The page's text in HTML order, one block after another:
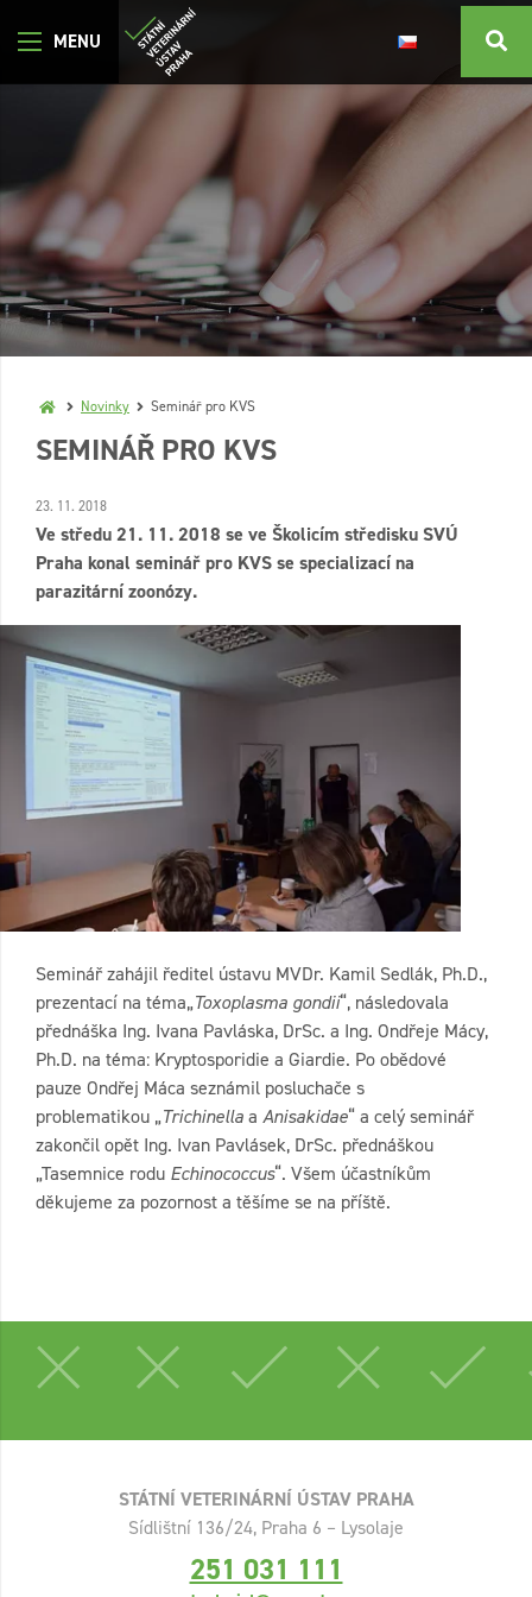
Novinky Seminář pro KVS
SEMINÁŘ PRO KVS
23. 11. 2018
Ve středu 21. 11. 2018 se ve Školicím středisku SVÚ
Praha konal seminář pro KVS se specializací na
parazitární zoonózy.
Seminář zahájil ředitel ústavu MVDr. Kamil Sedlák, Ph.D.,
prezentací na téma„Toxoplasma gondii“, následovala
přednáška Ing. Ivana Pavláska, DrSc. a Ing. Ondřeje Mácy,
Ph.D. na téma: Kryptosporidie a Giardie. Po obědové
pauze Ondřej Máca seznámil posluchače s
problematikou „Trichinellaa Anisakidae“ a celý seminář
zakončil opět Ing. Ivan Pavlásek, DrSc. přednáškou
„Tasemnice rodu Echinococcus“. Všem účastníkům
děkujeme za pozornost a těšíme se na příště.
STÁTNÍ VETERINÁRNÍ ÚSTAV PRAHA
Sídlištní 136/24, Praha 6 – Lysolaje
251 031 111